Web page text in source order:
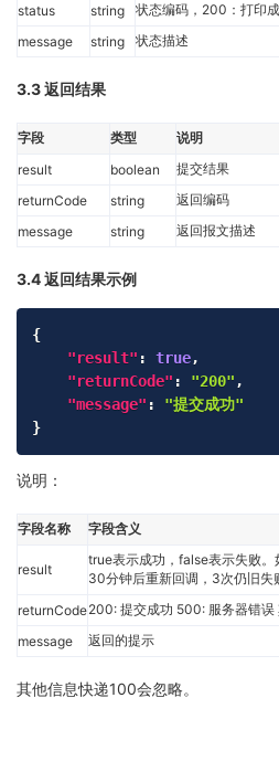
status
string
状态编码，200：打印
message
string 状态描述
3.3 返回结果
字段 类型 说明
result
boolean 提交结果
returnCode
string
返回编码
message
string 返回报文描述
3.4 返回结果示例
{
"result" : true,
"returnCode" : "200" ,
"message" :
"提交成功"
}
说明：
字段名称 字段含义
result
true表示成功，false表示失败。
30分钟后重新回调，3次仍旧失
returnCode200: 提交成功 500: 服务器错误
message
返回的提示
其他信息快递100会忽略。